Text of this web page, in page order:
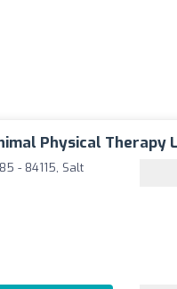
Physical Therapy
- 84115, Salt